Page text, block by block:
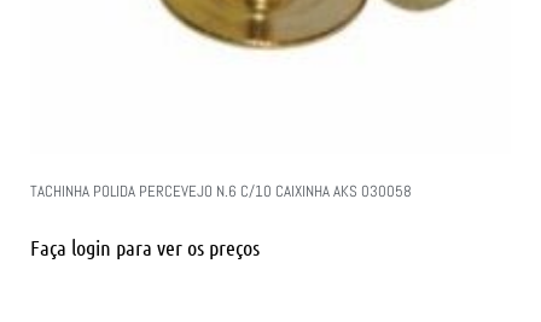
TACHINHA POLIDA PERCEVEJO N.6 C/10 CAIXINHA AKS 030058
Faça login para ver os preços